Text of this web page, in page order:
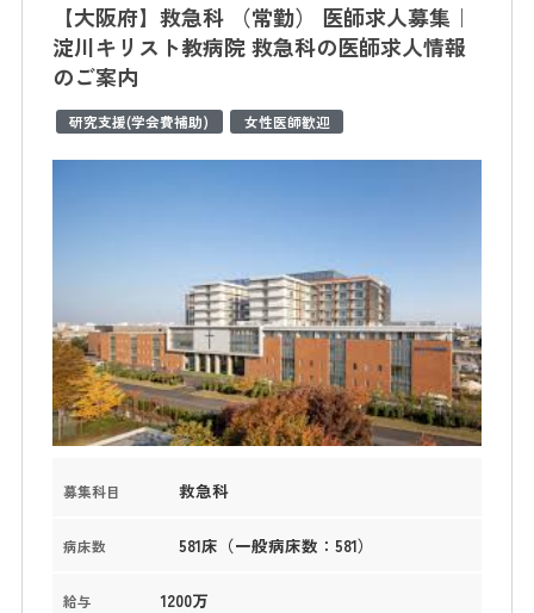
【大阪府】救急科 （常勤） 医師求人募集｜
淀川キリスト教病院 救急科の医師求人情報
のご案内
研究支援(学会費補助) 女性医師歓迎
募集科目 救急科
病床数 581床（一般病床数：581）
給与 1200万